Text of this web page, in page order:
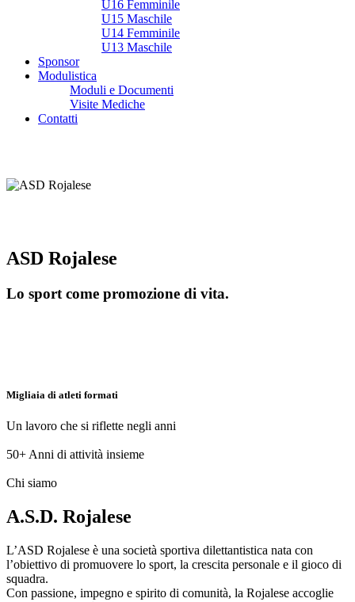
U16 Femminile
U15 Maschile
U14 Femminile
U13 Maschile
Sponsor
Modulistica
Moduli e Documenti
Visite Mediche
Contatti
ASD Rojalese
Lo sport come promozione di vita.
Migliaia di atleti formati
Un lavoro che si riflette negli anni
50+ Anni di attività insieme
Chi siamo
A.S.D. Rojalese
L’ASD Rojalese è una società sportiva dilettantistica nata con
l’obiettivo di promuovere lo sport, la crescita personale e il gioco di
squadra.
Con passione, impegno e spirito di comunità, la Rojalese accoglie